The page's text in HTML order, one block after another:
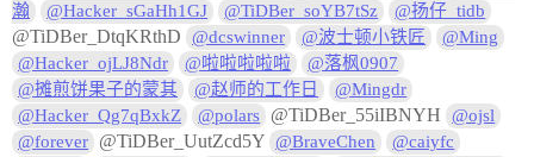
瀚
@Hacker_sGaHh1GJ @TiDBer_soYB7tSz @扬仔_tidb
@TiDBer_DtqKRthD @dcswinner @波士顿小铁匠
@Ming
@Hacker_ojLJ8Ndr
@啦啦啦啦啦
@落枫0907
@摊煎饼果子的蒙其
@赵师的工作日
@Mingdr
@Hacker_Qg7qBxkZ
@polars @TiDBer_55iIBNYH
@ojsl
@forever
@TiDBer_UutZcd5Y @BraveChen
@caiyfc